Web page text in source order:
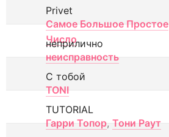
Privet
Самое Большое Простое
Число
неприлично
неисправность
С тобой
TONI
TUTORIAL
Гарри Топор, Тони Раут